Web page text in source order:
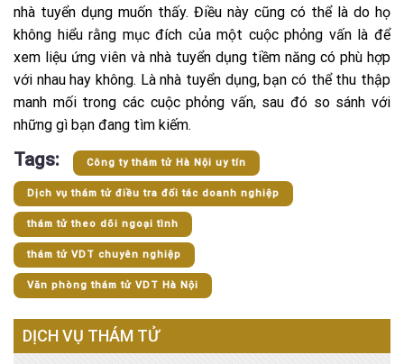
nhà tuyển dụng muốn thấy. Điều này cũng có thể là do họ
không hiểu rằng mục đích của một cuộc phỏng vấn là để
xem liệu ứng viên và nhà tuyển dụng tiềm năng có phù hợp
với nhau hay không. Là nhà tuyển dụng, bạn có thể thu thập
manh mối trong các cuộc phỏng vấn, sau đó so sánh với
những gì bạn đang tìm kiếm.
Tags: Công ty thám tử Hà Nội uy tín
Dịch vụ thám tử điều tra đối tác doanh nghiệp
thám tử theo dõi ngoại tình
thám tử VDT chuyên nghiệp
Văn phòng thám tử VDT Hà Nội
DỊCH VỤ THÁM TỬ